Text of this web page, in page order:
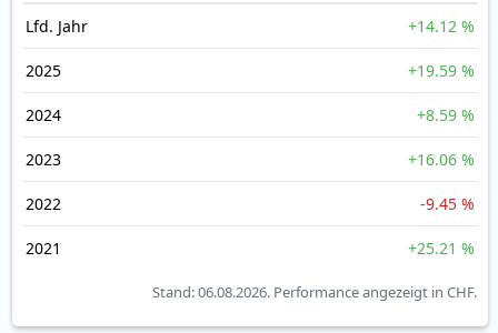
Lfd. Jahr +14.12 %
2025 +19.59 %
2024 +8.59 %
2023 +16.06 %
2022 -9.45 %
2021 +25.21 %
Stand: 06.08.2026. Performance angezeigt in CHF.